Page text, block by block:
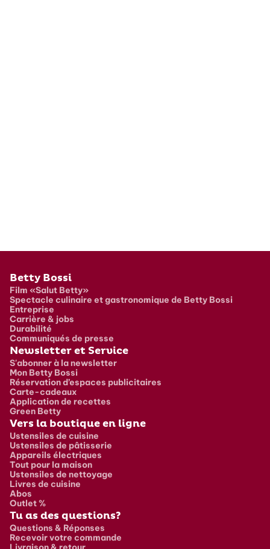
Pied de page
Betty Bossi
Film «Salut Betty»
Spectacle culinaire et gastronomique de Betty Bossi
Entreprise
Carrière & jobs
Durabilité
Communiqués de presse
Newsletter et Service
S'abonner à la newsletter
Mon Betty Bossi
Réservation d’espaces publicitaires
Carte-cadeaux
Application de recettes
Green Betty
Vers la boutique en ligne
Ustensiles de cuisine
Ustensiles de pâtisserie
Appareils électriques
Tout pour la maison
Ustensiles de nettoyage
Livres de cuisine
Abos
Outlet %
Tu as des questions?
Questions & Réponses
Recevoir votre commande